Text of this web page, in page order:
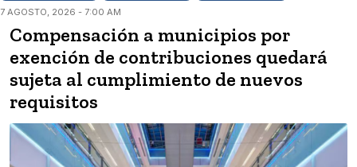
7 AGOSTO, 2026 - 7:00 AM
Compensación a municipios por
exención de contribuciones quedará
sujeta al cumplimiento de nuevos
requisitos